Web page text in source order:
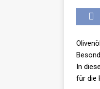
In
für die